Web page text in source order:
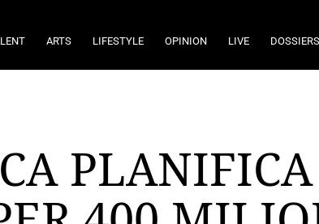
ARTS LIFESTYLE OPINION LIVE DOSSIERS